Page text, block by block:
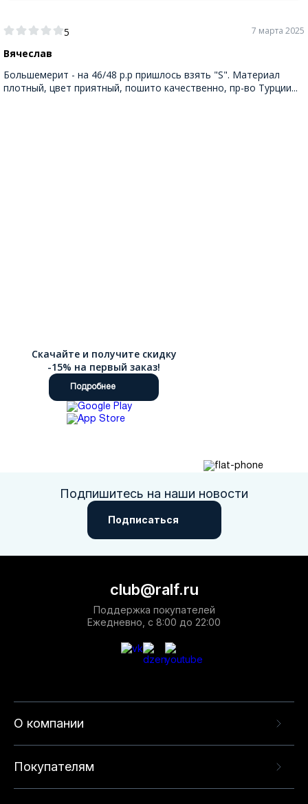
5
Вячеслав
7 марта 2025
Большемерит - на 46/48 р.р пришлось взять "S". Материал
плотный, цвет приятный, пошито качественно, пр-во Турции...
Скачайте и получите скидку
-15% на первый заказ!
Подробнее
Подпишитесь на наши новости
Подписаться
О компании
Покупателям
club@ralf.ru
Поддержка покупателей
Ежедневно, с 8:00 до 22:00